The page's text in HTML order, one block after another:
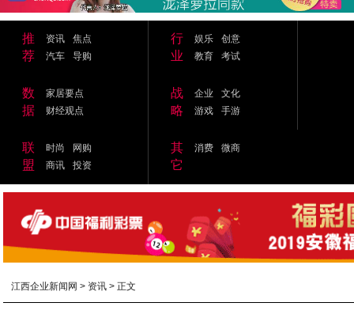
推
荐
资讯
焦点
汽车
导购
行
业
娱乐
创意
教育
考试
数
据
家居要点
财经观点
战
略
企业
文化
游戏
手游
联
盟
时尚
网购
商讯
投资
其
它
消费 微商
江西企业新闻网 > 资讯 > 正文